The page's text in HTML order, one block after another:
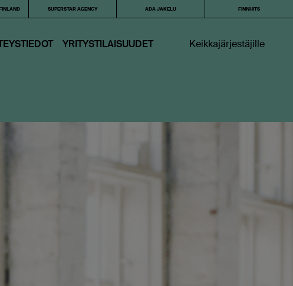
SUPERSTAR AGENCY ADA JAKELU FINNHITS
YRITYSTILAISUUDET Keikkajärjestäjille